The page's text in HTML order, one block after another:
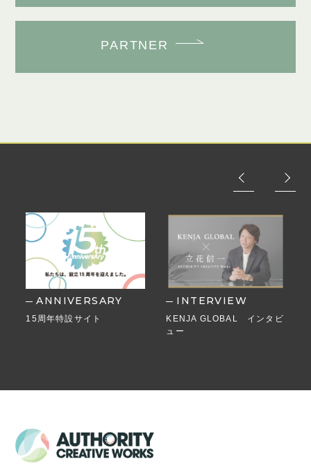
PARTNER
ANNIVERSARY
15周年特設サイト
INTERVIEW
KENJA GLOBAL インタビ
ュー